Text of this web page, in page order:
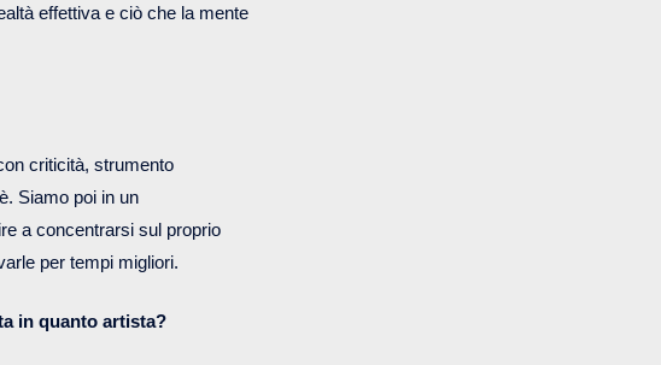
effettiva e ciò che la mente
criticità, strumento
Siamo poi in un
a concentrarsi sul proprio
per tempi migliori.
in quanto artista?